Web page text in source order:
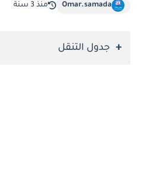
Omar.samada منذ 3 سنة
جدول التنقل